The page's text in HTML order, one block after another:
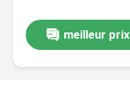
meilleur prix